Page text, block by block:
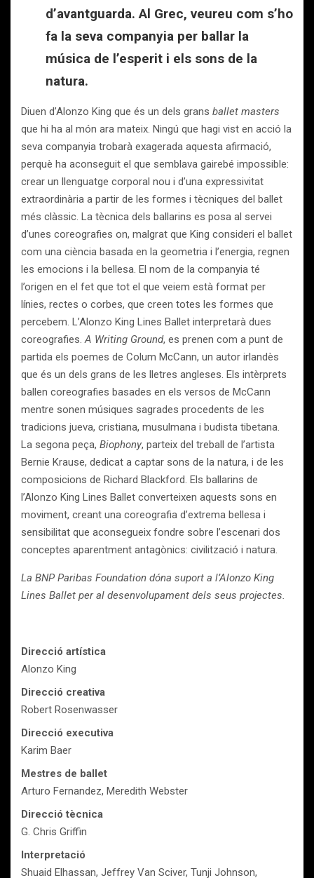
d’avantguarda. Al Grec, veureu com s’ho
fa la seva companyia per ballar la
música de l’esperit i els sons de la
natura.
Diuen d’Alonzo King que és un dels grans ballet masters
que hi ha al món ara mateix. Ningú que hagi vist en acció la
seva companyia trobarà exagerada aquesta afirmació,
perquè ha aconseguit el que semblava gairebé impossible:
crear un llenguatge corporal nou i d’una expressivitat
extraordinària a partir de les formes i tècniques del ballet
més clàssic. La tècnica dels ballarins es posa al servei
d’unes coreografies on, malgrat que King consideri el ballet
com una ciència basada en la geometria i l’energia, regnen
les emocions i la bellesa. El nom de la companyia té
l’origen en el fet que tot el que veiem està format per
línies, rectes o corbes, que creen totes les formes que
percebem. L’Alonzo King Lines Ballet interpretarà dues
coreografies.A Writing Ground, es prenen com a punt de
partida els poemes de Colum McCann, un autor irlandès
que és un dels grans de les lletres angleses. Els intèrprets
ballen coreografies basades en els versos de McCann
mentre sonen músiques sagrades procedents de les
tradicions jueva, cristiana, musulmana i budista tibetana.
La segona peça, Biophony, parteix del treball de l’artista
Bernie Krause, dedicat a captar sons de la natura, i de les
composicions de Richard Blackford. Els ballarins de
l’Alonzo King Lines Ballet converteixen aquests sons en
moviment, creant una coreografia d’extrema bellesa i
sensibilitat que aconsegueix fondre sobre l’escenari dos
conceptes aparentment antagònics: civilització i natura.
La BNP Paribas Foundation dóna suport a l’Alonzo King
Lines Ballet per al desenvolupament dels seus projectes.
Direcció artística
Alonzo King
Direcció creativa
Robert Rosenwasser
Direcció executiva
Karim Baer
Mestres de ballet
Arturo Fernandez, Meredith Webster
Direcció tècnica
G. Chris Griffin
Interpretació
Shuaid Elhassan, Jeffrey Van Sciver, Tunji Johnson,